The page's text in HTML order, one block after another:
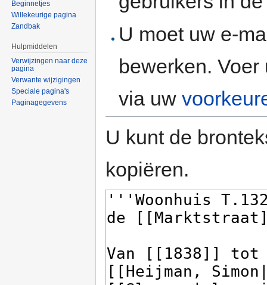
U moet uw e-
bewerken.
via uw
U kunt de
kopiëren.
Beginnetjes
Willekeurige pagina
Zandbak
Hulpmiddelen
Verwijzingen naar deze
pagina
Verwante wijzigingen
Speciale pagina's
Paginagegevens